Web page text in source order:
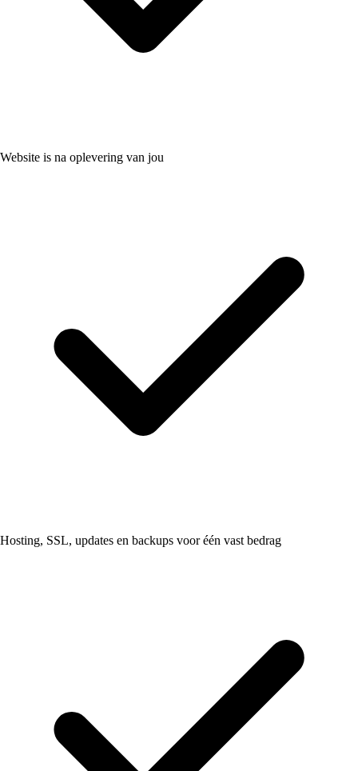
Website is na oplevering van jou
Hosting, SSL, updates en backups voor één vast bedrag